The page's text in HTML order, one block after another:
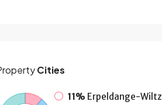
Cities
11% Erpeldange-Wiltz